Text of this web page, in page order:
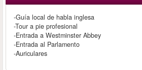
-Guía local de habla inglesa
-Tour a pie profesional
-Entrada a Westminster Abbey
-Entrada al Parlamento
-Auriculares